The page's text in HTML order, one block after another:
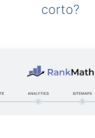
corto?